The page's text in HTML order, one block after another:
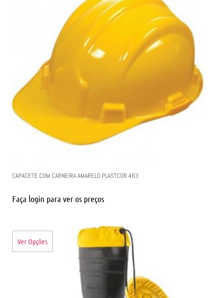
CAPACETE COM CARNEIRA AMARELO PLASTCOR 463
Faça login para ver os preços
Ver Opções